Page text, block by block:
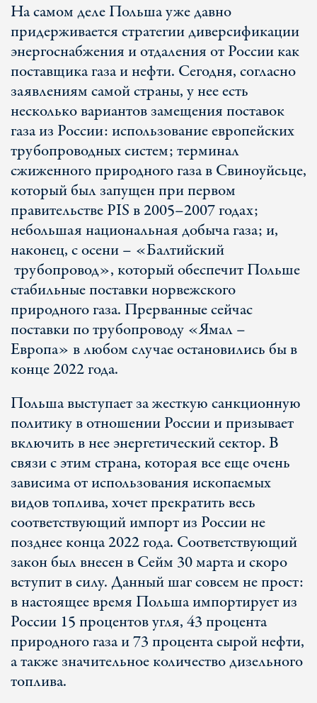
На самом деле Польша уже давно
придерживается стратегии диверсификации
энергоснабжения и отдаления от России как
поставщика газа и нефти. Сегодня, согласно
заявлениям самой страны, у нее есть
несколько вариантов замещения поставок
газа из России: использование европейских
трубопроводных систем; терминал
сжиженного природного газа в Свиноуйсьце,
который был запущен при первом
правительстве PIS в 2005–2007 годах;
небольшая национальная добыча газа; и,
наконец, с осени – «Балтийский
трубопровод», который обеспечит Польше
стабильные поставки норвежского
природного газа. Прерванные сейчас
поставки по трубопроводу «Ямал –
Европа» в любом случае остановились бы в
конце 2022 года.
Польша выступает за жесткую санкционную
политику в отношении России и призывает
включить в нее энергетический сектор. В
связи с этим страна, которая все еще очень
зависима от использования ископаемых
видов топлива, хочет прекратить весь
соответствующий импорт из России не
позднее конца 2022 года. Соответствующий
закон был внесен в Сейм 30 марта и скоро
вступит в силу. Данный шаг совсем не прост:
в настоящее время Польша импортирует из
России 15 процентов угля, 43 процента
природного газа и 73 процента сырой нефти,
а также значительное количество дизельного
топлива.